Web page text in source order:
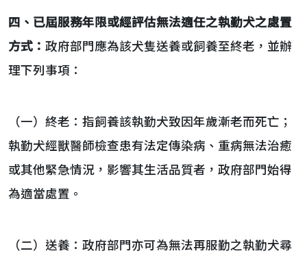
四、 已屆服務年限或經評估無法適任之執勤犬之處置
方式 ： 政府部門應為該犬隻送養或飼養至終老，並辦
理下列事項：
（一）終老：指飼養該執勤犬致因年歲漸老而死亡；
執勤犬經獸醫師檢查患有法定傳染病、重病無法治癒
或其他緊急情況，影響其生活品質者，政府部門始得
為適當處置。
（二）送養：政府部門亦可為無法再服勤之執勤犬尋